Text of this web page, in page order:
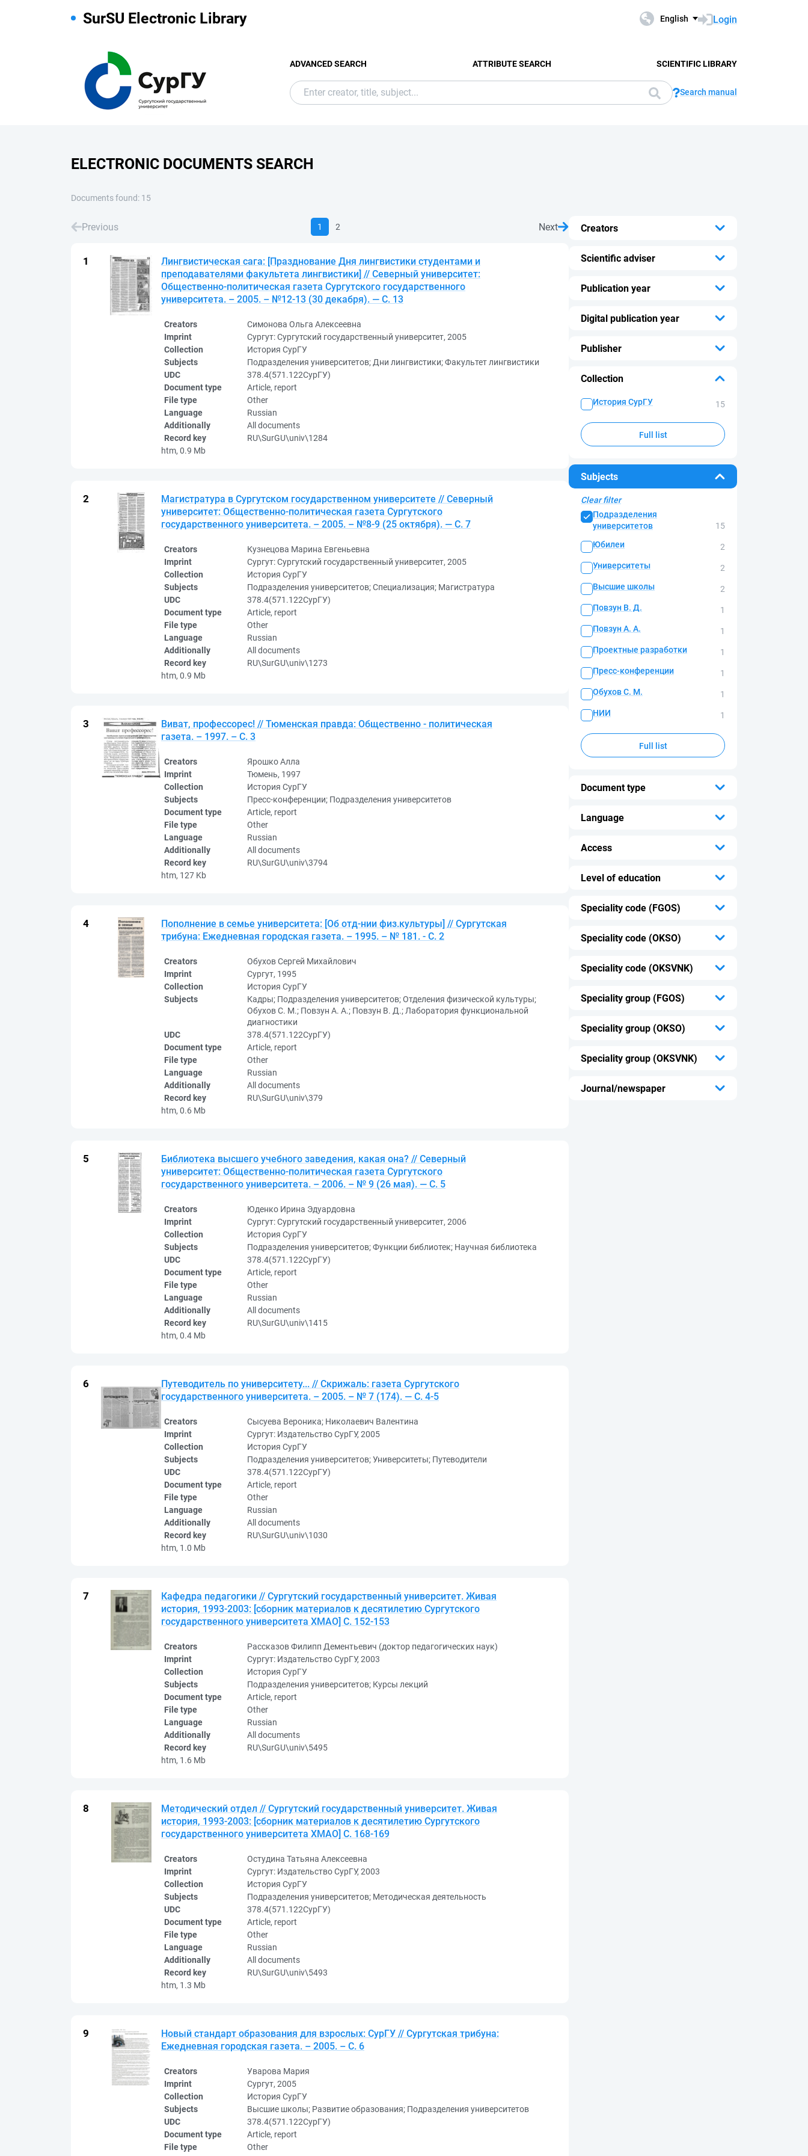
SurSU Electronic Library English Login
ADVANCED SEARCH ATTRIBUTE SEARCH SCIENTIFIC LIBRARY
Search manual
ELECTRONIC DOCUMENTS SEARCH
Documents found: 15
Previous 1 2 Next
Лингвистическая сага: [Празднование Дня лингвистики студентами и
преподавателями факультета лингвистики] // Северный университет:
Общественно-политическая газета Сургутского государственного
университета. – 2005. – №12-13 (30 декабря). — С. 13
Creators
Симонова Ольга Алексеевна
Imprint
Сургут: Сургутский государственный университет, 2005
Collection
История СурГУ
Subjects
Подразделения университетов; Дни лингвистики; Факультет лингвистики
UDC
378.4(571.122СурГУ)
Document type
Article, report
File type
Other
Language
Russian
Additionally
All documents
Record key
RU\SurGU\univ\1284
htm, 0.9 Mb
Магистратура в Сургутском государственном университете // Северный
университет: Общественно-политическая газета Сургутского
государственного университета. – 2005. – №8-9 (25 октября). — С. 7
Creators
Кузнецова Марина Евгеньевна
Imprint
Сургут: Сургутский государственный университет, 2005
Collection
История СурГУ
Subjects
Подразделения университетов; Специализация; Магистратура
UDC
378.4(571.122СурГУ)
Document type
Article, report
File type
Other
Language
Russian
Additionally
All documents
Record key
RU\SurGU\univ\1273
htm, 0.9 Mb
Виват, профессорес! // Тюменская правда: Общественно - политическая
газета. – 1997. – С. 3
Creators
Ярошко Алла
Imprint
Тюмень, 1997
Collection
История СурГУ
Subjects
Пресс-конференции; Подразделения университетов
Document type
Article, report
File type
Other
Language
Russian
Additionally
All documents
Record key
RU\SurGU\univ\3794
htm, 127 Kb
Пополнение в семье университета: [Об отд-нии физ.культуры] // Сургутская
трибуна: Ежедневная городская газета. – 1995. – № 181. - С. 2
Creators
Обухов Сергей Михайлович
Imprint
Сургут, 1995
Collection
История СурГУ
Subjects
Кадры; Подразделения университетов; Отделения физической культуры;
Обухов С. М.; Повзун А. А.; Повзун В. Д.; Лаборатория функциональной
диагностики
UDC
378.4(571.122СурГУ)
Document type
Article, report
File type
Other
Language
Russian
Additionally
All documents
Record key
RU\SurGU\univ\379
htm, 0.6 Mb
Библиотека высшего учебного заведения, какая она? // Северный
университет: Общественно-политическая газета Сургутского
государственного университета. – 2006. – № 9 (26 мая). — С. 5
Creators
Юденко Ирина Эдуардовна
Imprint
Сургут: Сургутский государственный университет, 2006
Collection
История СурГУ
Subjects
Подразделения университетов; Функции библиотек; Научная библиотека
UDC
378.4(571.122СурГУ)
Document type
Article, report
File type
Other
Language
Russian
Additionally
All documents
Record key
RU\SurGU\univ\1415
htm, 0.4 Mb
Путеводитель по университету... // Скрижаль: газета Сургутского
государственного университета. – 2005. – № 7 (174). — С. 4-5
Creators
Сысуева Вероника; Николаевич Валентина
Imprint
Сургут: Издательство СурГУ, 2005
Collection
История СурГУ
Subjects
Подразделения университетов; Университеты; Путеводители
UDC
378.4(571.122СурГУ)
Document type
Article, report
File type
Other
Language
Russian
Additionally
All documents
Record key
RU\SurGU\univ\1030
htm, 1.0 Mb
Кафедра педагогики // Сургутский государственный университет. Живая
история, 1993-2003: [сборник материалов к десятилетию Сургутского
государственного университета ХМАО] С. 152-153
Creators
Рассказов Филипп Дементьевич (доктор педагогических наук)
Imprint
Сургут: Издательство СурГУ, 2003
Collection
История СурГУ
Subjects
Подразделения университетов; Курсы лекций
Document type
Article, report
File type
Other
Language
Russian
Additionally
All documents
Record key
RU\SurGU\univ\5495
htm, 1.6 Mb
Методический отдел // Сургутский государственный университет. Живая
история, 1993-2003: [сборник материалов к десятилетию Сургутского
государственного университета ХМАО] С. 168-169
Creators
Остудина Татьяна Алексеевна
Imprint
Сургут: Издательство СурГУ, 2003
Collection
История СурГУ
Subjects
Подразделения университетов; Методическая деятельность
UDC
378.4(571.122СурГУ)
Document type
Article, report
File type
Other
Language
Russian
Additionally
All documents
Record key
RU\SurGU\univ\5493
htm, 1.3 Mb
Новый стандарт образования для взрослых: СурГУ // Сургутская трибуна:
Ежедневная городская газета. – 2005. – С. 6
Creators
Уварова Мария
Imprint
Сургут, 2005
Collection
История СурГУ
Subjects
Высшие школы; Развитие образования; Подразделения университетов
UDC
378.4(571.122СурГУ)
Document type
Article, report
File type
Other
Creators
Scientific adviser
Publication year
Digital publication year
Publisher
Collection
История СурГУ 15
Full list
Subjects
Clear filter
Подразделения
университетов
15
Юбилеи
2
Университеты
2
Высшие школы
2
Повзун В. Д.
1
Повзун А. А.
1
Проектные разработки
1
Пресс-конференции
1
Обухов С. М.
1
НИИ
1
Full list
Document type
Language
Access
Level of education
Speciality code (FGOS)
Speciality code (OKSO)
Speciality code (OKSVNK)
Speciality group (FGOS)
Speciality group (OKSO)
Speciality group (OKSVNK)
Journal/newspaper